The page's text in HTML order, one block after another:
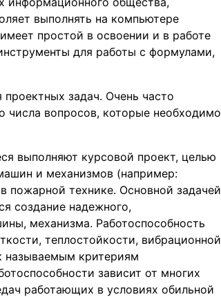
выполнять на компьютере
простой в освоении и в работе
для работы с формулами,
задач. Очень часто
числа вопросов, которые необходимо
выполняют курсовой проект, целью
и механизмов (например:
пожарной технике. Основной задачей
создание надежного,
механизма. Работоспособность
теплостойкости, вибрационной
называемым критериям
зависит от многих
работающих в условиях обильной